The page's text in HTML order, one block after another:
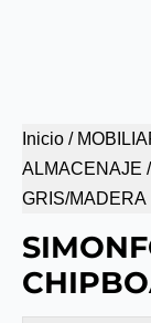
Inicio /
ALMACENAJE
GRIS/MADERA